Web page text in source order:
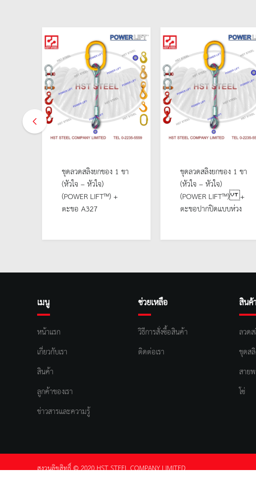
ชุดลวดสลิงยกของ 1 ขา
(หัวใจ – หัวใจ)
(POWER LIFT™) +
ตะขอ A327
ชุดลวดสลิงยกของ 1 ขา
(หัวใจ – หัวใจ)
(POWER LIFT™) +
ตะขอปากปิดแบบห่วง
เมนู
หน้าแรก
เกี่ยวกับเรา
สินค้า
ลูกค้าของเรา
ข่าวสารและความรู้
ช่วยเหลือ
วิธีการสั่งซื้อสินค้า
ติดต่อเรา
สินค้
ลวด
ชุดส
สาย
โซ่
สงวนลิขสิทธิ์ © 2020 HST STEEL COMPANY LIMITED